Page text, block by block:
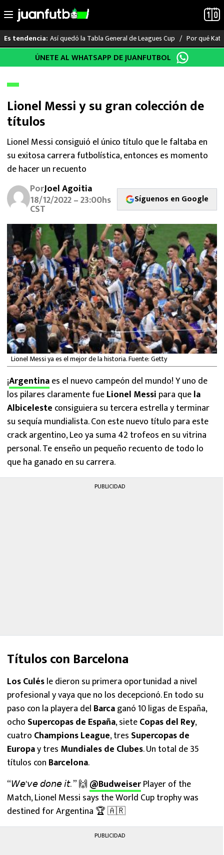
al
Es tendencia: Así quedó la Tabla General de Leagues Cup Por qué
LO ÚLTIMO
LIGA MX
RAYADOS
PUMAS
ATLANTE
SELECCIÓN MEXICANA
FUTBOL INTERNACIONAL
MEXICANOS EN EL EXTRANJERO
FUTBOL ESTUFA
FÓRMULA 1
BOXEO
LIGA MX
NFL
ÚNETE AL WHATSAPP DE JUANFUTBOL
Lionel Messi y su gran colección de
títulos
Lionel Messi consiguió el único título que le faltaba en
su exitosa carrera futbolística, entonces es momento
de hacer un recuento
PorJoel Agoitia
18/12/2022 – 23:00hs
CST
Síguenos en Google
Lionel Messi ya es el mejor de la historia. Fuente: Getty
¡Argentinaes el nuevo campeón del mundo! Y uno de
los pilares claramente fueLionel Messi para quela
Albiceleste consiguiera su tercera estrella y terminar
su sequía mundialista. Con este nuevo título para este
crack argentino, Leo ya suma 42 trofeos en su vitrina
personal. Te enseño un pequeño recuento de todo lo
que ha ganado en su carrera.
PUBLICIDAD
Títulos con Barcelona
Los Culésle dieron su primera oportunidad a nivel
profesional y vaya que no los decepcionó. En todo su
paso con la playera del Barcaganó 10 ligas de España,
ocho Supercopas de España, sieteCopas del Rey,
cuatro Champions League, tres Supercopas de
Europay tres Mundiales de Clubes. Un total de 35
títulos con Barcelona.
“𝘞𝘦'𝘷𝘦 𝘥𝘰𝘯𝘦 𝘪𝘵. ” 🙌 @BudweiserPlayer of the
Match, Lionel Messi says the World Cup trophy was
destined for Argentina 🏆 🇦🇷
PUBLICIDAD